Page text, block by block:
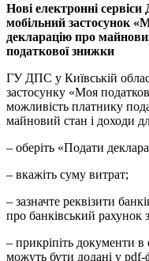
Нові електронні
мобільний застосунок
декларацію про
податкової знижки
ГУ ДПС у Київській
застосунку «Моя
можливість платнику
майновий стан і доходи
– оберіть «Подати
– вкажіть суму витрат;
– зазначте реквізити
про банківський рахунок
– прикріпіть документи
можуть бути додані у pdf-